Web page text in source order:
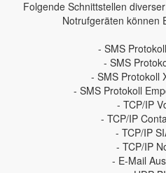
Folgende Schnittstellen
Notrufgeräten können
- SMS
- SMS
- SMS Protokoll
- SMS Protokoll
- TCP/IP
- TCP/IP
- TCP/IP
- TCP/IP
- E-Mail